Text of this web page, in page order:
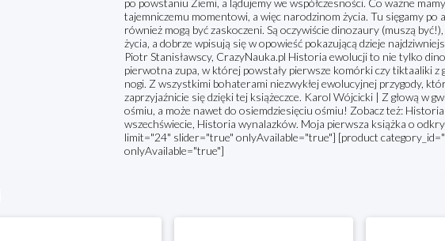
po powstaniu Ziemi, a lądujemy we współczesności. Co ważne
tajemniczemu momentowi, a więc narodzinom życia. Tu sięgamy po
również mogą być zaskoczeni. Są oczywiście dinozaury (muszą
życia, a dobrze wpisują się w opowieść pokazującą dzieje
Piotr Stanisławscy, CrazyNauka.pl Historia ewolucji to nie tylko
pierwotna zupa, w której powstały pierwsze komórki czy tiktaaliki z
nogi. Z wszystkimi bohaterami niezwykłej ewolucyjnej przygody,
zaprzyjaźnicie się dzięki tej książeczce. Karol Wójcicki | Z głową w
ośmiu, a może nawet do osiemdziesięciu ośmiu! Zobacz też:
wszechświecie, Historia wynalazków. Moja pierwsza książka o
limit="24" slider="true" onlyAvailable="true"] [product
onlyAvailable="true"]